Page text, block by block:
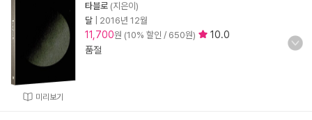
미리보기
타블로 (지은이)
달
2016년 12월
11,700원 (10% 할인 / 650원)
10.0
품절